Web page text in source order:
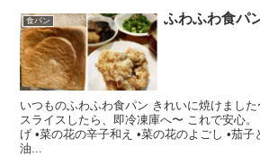
食パン ふわふわ食パ
いつものふわふわ食パン きれいに焼けまし
スライスしたら、即冷凍庫へ〜 これで安心
げ •菜の花の辛子和え •菜の花のよごし •茄子
油...